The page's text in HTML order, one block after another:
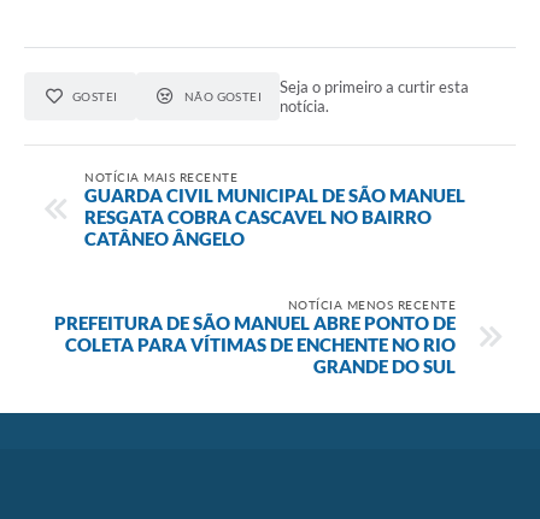
GOSTEI NÃO GOSTEI
Seja o primeiro a curtir esta
notícia.
NOTÍCIA MAIS RECENTE
GUARDA CIVIL MUNICIPAL DE SÃO MANUEL
RESGATA COBRA CASCAVEL NO BAIRRO
CATÂNEO ÂNGELO
NOTÍCIA MENOS RECENTE
PREFEITURA DE SÃO MANUEL ABRE PONTO DE
COLETA PARA VÍTIMAS DE ENCHENTE NO RIO
GRANDE DO SUL